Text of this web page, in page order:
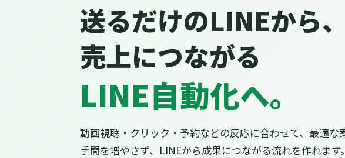
送るだけのLINEから、
売上につながる
LINE自動化へ。
動画視聴・クリック・予約などの反応に合わせて、最適な
手間を増やさず、LINEから成果につながる流れを作れます。